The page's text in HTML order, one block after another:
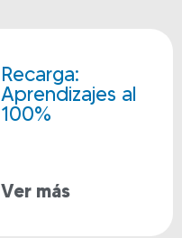
Recarga:
Aprendizajes al
100%
Ver más